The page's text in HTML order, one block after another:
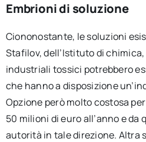
Embrioni di soluzione
Ciononostante, le soluzioni
Stafilov, dell’Istituto di
industriali tossici potrebbero
che hanno a disposizione
Opzione però molto costosa
50 milioni di euro all’anno e da
autorità in tale direzione. Altra